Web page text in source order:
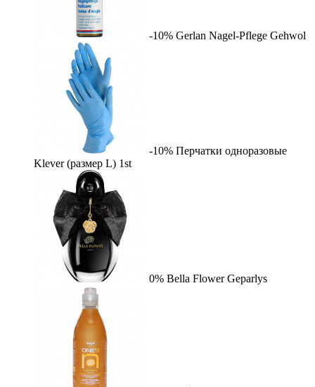
-10% Gerlan Nagel-Pflege Gehwol
-10% Перчатки одноразовые
Klever (размер L) 1st
0% Bella Flower Geparlys